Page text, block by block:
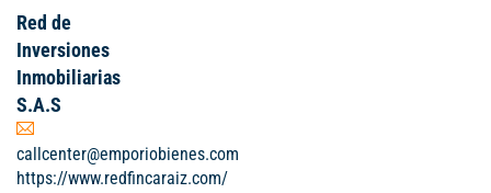
Red de
Inversiones
Inmobiliarias
S.A.S
callcenter@emporiobienes.com
https://www.redfincaraiz.com/